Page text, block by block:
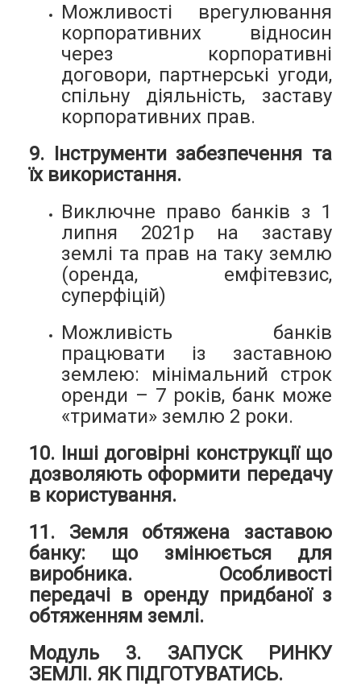
Можливості врегулювання
корпоративних відносин
через корпоративні
договори, партнерські угоди,
спільну діяльність, заставу
корпоративних прав.
9. Інструменти забезпечення та
їх використання.
Виключне право банків з 1
липня 2021р на заставу
землі та прав на таку землю
(оренда, емфітевзис,
суперфіцій)
Можливість банків
працювати із заставною
землею: мінімальний строк
оренди – 7 років, банк може
«тримати» землю 2 роки.
10. Інші договірні конструкції що
дозволяють оформити передачу
в користування.
11. Земля обтяжена заставою
банку: що змінюється для
виробника. Особливості
передачі в оренду придбаної з
обтяженням землі.
Модуль 3. ЗАПУСК РИНКУ
ЗЕМЛІ. ЯК ПІДГОТУВАТИСЬ.